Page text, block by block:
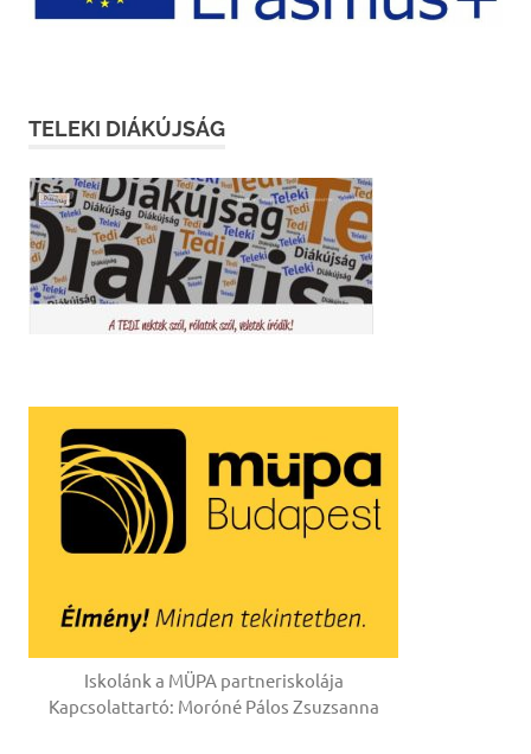
TELEKI DIÁKÚJSÁG
Iskolánk a MÜPA partneriskolája
Kapcsolattartó: Moróné Pálos Zsuzsanna